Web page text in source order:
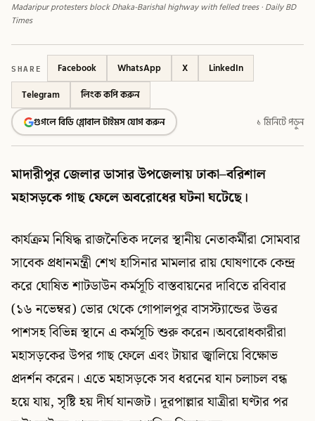
Madaripur protesters block Dhaka-Barishal highway with felled trees · Daily BD
Times
SHARE Facebook WhatsApp X
LinkedIn
Telegram
লিংক কপি করুন
গুগলে বিডি গ্লোবাল টাইমস যোগ করুন
১ মিনিটে পড়ুন
মাদারীপুর জেলার ডাসার উপজেলায় ঢাকা–বরিশাল
মহাসড়কে গাছ ফেলে অবরোধের ঘটনা ঘটেছে।
কার্যক্রম নিষিদ্ধ রাজনৈতিক দলের স্থানীয় নেতাকর্মীরা সোমবার
সাবেক প্রধানমন্ত্রী শেখ হাসিনার মামলার রায় ঘোষণাকে কেন্দ্র
করে ঘোষিত শাটডাউন কর্মসূচি বাস্তবায়নের দাবিতে রবিবার
(১৬ নভেম্বর) ভোর থেকে গোপালপুর বাসস্ট্যান্ডের উত্তর
পাশসহ বিভিন্ন স্থানে এ কর্মসূচি শুরু করেন।অবরোধকারীরা
মহাসড়কের উপর গাছ ফেলে এবং টায়ার জ্বালিয়ে বিক্ষোভ
প্রদর্শন করেন। এতে মহাসড়কে সব ধরনের যান চলাচল বন্ধ
হয়ে যায়, সৃষ্টি হয় দীর্ঘ যানজট। দূরপাল্লার যাত্রীরা ঘণ্টার পর